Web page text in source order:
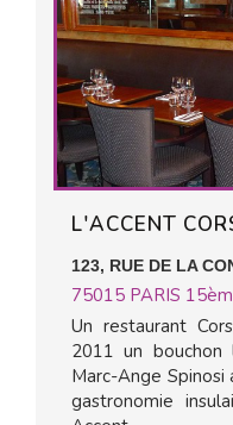
L'ACCENT
123, RUE DE LA
75015 PARIS
Un restaurant
2011 un bouchon
Marc-Ange
gastronomie